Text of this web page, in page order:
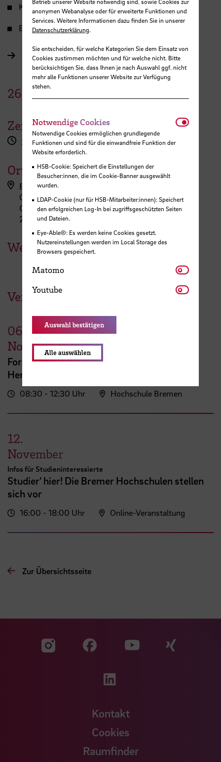
Karten unter0421 5905-3094
Eintritt: 14 Euro, ermäßigt 8 Euro
Mehr über die Theaterwerkstatt
26. Juni
Zeit
20:00 Uhr
Ort
Bremen
Gemeindesaal St. Pauli
Große Krankenstraße 11
28199 Bremen
Weitere Termine
Veranstaltungen der HSB
06.
November
Forschung an HAW / HSB -
Herausforderungen, Chancen und Erfolge
08:30 - 12:30 Uhr Hochschule Bremen
12.
November
Infos für Studieninteressierte
Studier' hier! Die Bremer Hochschulen stellen
sich vor
16:00 - 18:00 Uhr Online-Veranstaltung
Zur Übersichtsseite
Zu unserer Facebook
Zu
Zu unserer
Kontakt
Cookies
Raumfinder
anonymen Webanalyse oder für erweiterte Funktionen und
Services. Weitere Informationen dazu finden Sie in unserer
Datenschutzerklärung.
Sie entscheiden, für welche Kategorien Sie dem Einsatz von
Cookies zustimmen möchten und für welche nicht. Bitte
berücksichtigen Sie, dass Ihnen je nach Auswahl ggf. nicht
mehr alle Funktionen unserer Website zur Verfügung
stehen.
Notwendige Cookies
Notwendige Cookies ermöglichen grundlegende
Funktionen und sind für die einwandfreie Funktion der
Website erforderlich.
HSB-Cookie: Speichert die Einstellungen der
Besucher:innen, die im Cookie-Banner ausgewählt
wurden.
LDAP-Cookie (nur für HSB-Mitarbeiter:innen): Speichert
den erfolgreichen Log-In bei zugriffsgeschützten Seiten
und Dateien.
Eye-Able®: Es werden keine Cookies gesetzt.
Nutzereinstellungen werden im Local Storage des
Browsers gespeichert.
Matomo Matomo
Youtube Youtube
Auswahl bestätigen
Alle auswählen